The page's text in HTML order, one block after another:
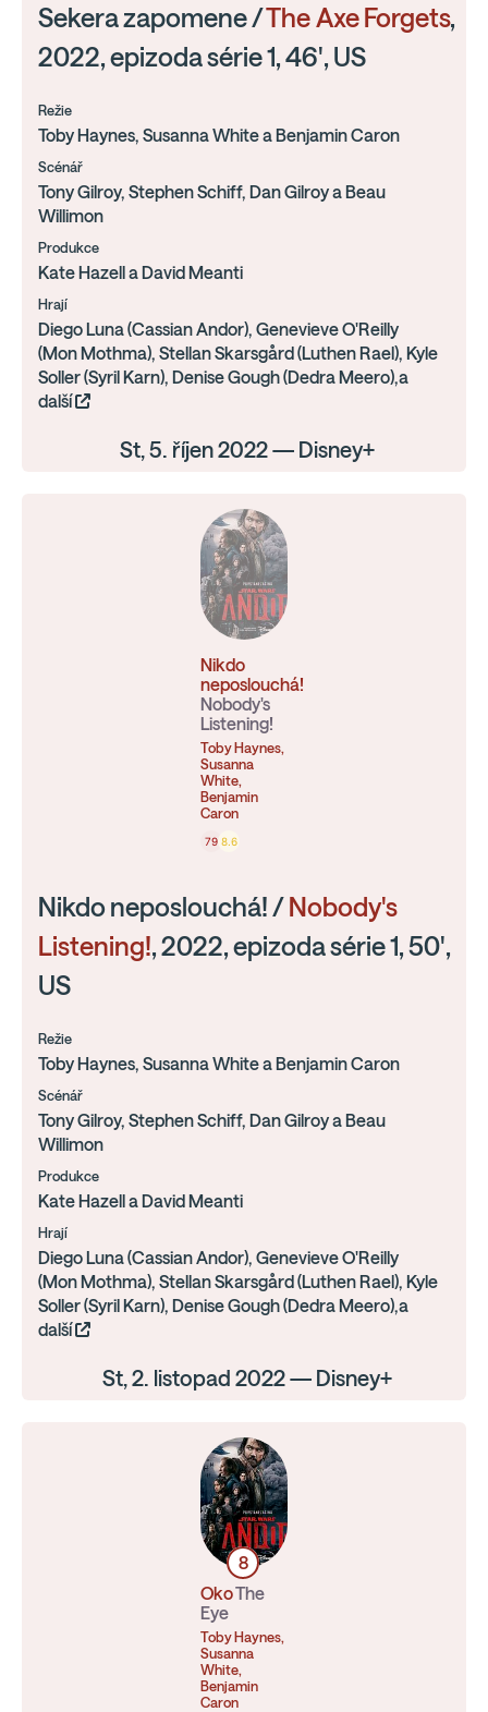
Sekera zapomene /The Axe Forgets,
2022, epizoda série 1, 46', US
Režie
Toby Haynes, Susanna White a Benjamin Caron
Scénář
Tony Gilroy, Stephen Schiff, Dan Gilroy a Beau
Willimon
Produkce
Kate Hazell a David Meanti
Hrají
Diego Luna (Cassian Andor), Genevieve O'Reilly
(Mon Mothma), Stellan Skarsgård (Luthen Rael), Kyle
Soller (Syril Karn), Denise Gough (Dedra Meero),a
další
St, 5. říjen 2022 — Disney+
Nikdo
neposlouchá!
Nobody's
Listening!
Toby Haynes,
Susanna
White,
Benjamin
Caron
79 8.6
Nikdo neposlouchá! / Nobody's
Listening!, 2022, epizoda série 1, 50',
US
Režie
Toby Haynes, Susanna White a Benjamin Caron
Scénář
Tony Gilroy, Stephen Schiff, Dan Gilroy a Beau
Willimon
Produkce
Kate Hazell a David Meanti
Hrají
Diego Luna (Cassian Andor), Genevieve O'Reilly
(Mon Mothma), Stellan Skarsgård (Luthen Rael), Kyle
Soller (Syril Karn), Denise Gough (Dedra Meero),a
další
St, 2. listopad 2022 — Disney+
8
OkoThe
Eye
Toby Haynes,
Susanna
White,
Benjamin
Caron